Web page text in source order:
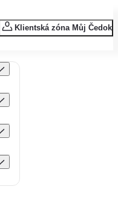
Klientská zóna Můj Čedok